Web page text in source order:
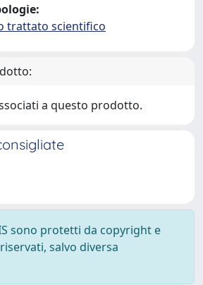
trattato scientifico
a questo prodotto.
sono protetti da copyright e
salvo diversa